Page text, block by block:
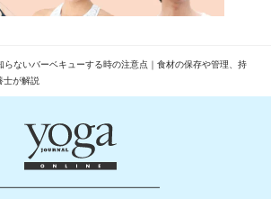
らないバーベキューする時の注意点｜食材の保存や管理、持
士が解説